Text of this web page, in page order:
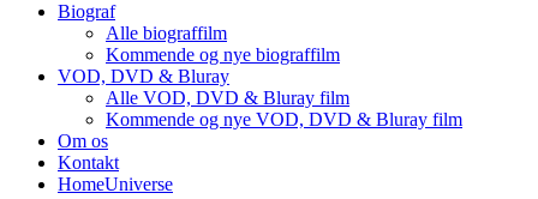
Biograf
Alle biograffilm
Kommende og nye biograffilm
VOD, DVD & Bluray
Alle VOD, DVD & Bluray film
Kommende og nye VOD, DVD & Bluray film
Om os
Kontakt
HomeUniverse